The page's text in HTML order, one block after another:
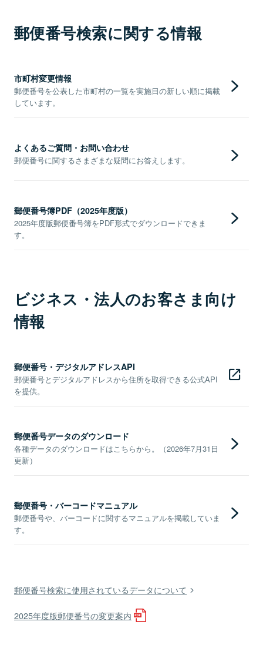
郵便番号検索に関する情報
市町村変更情報
郵便番号を公表した市町村の一覧を実施日の新しい順に掲載
しています。
よくあるご質問・お問い合わせ
郵便番号に関するさまざまな疑問にお答えします。
郵便番号簿PDF（2025年度版）
2025年度版郵便番号簿をPDF形式でダウンロードできま
す。
ビジネス・法人のお客さま向け
情報
郵便番号・デジタルアドレスAPI
郵便番号とデジタルアドレスから住所を取得できる公式API
を提供。
郵便番号データのダウンロード
各種データのダウンロードはこちらから。（2026年7月31日
更新）
郵便番号・バーコードマニュアル
郵便番号や、バーコードに関するマニュアルを掲載していま
す。
郵便番号検索に使用されているデータについて
2025年度版郵便番号の変更案内